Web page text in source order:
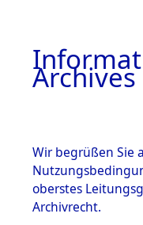
Archives
Wir begrüßen Sie
oberstes
Archivrecht.